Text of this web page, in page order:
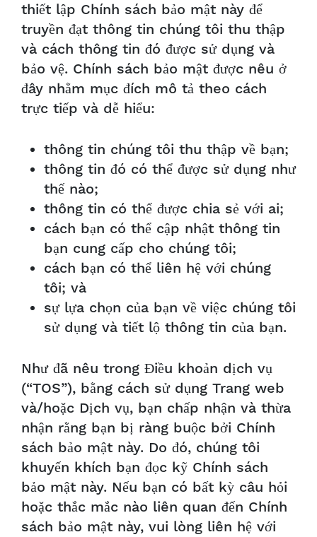
thiết lập Chính sách bảo mật này để
truyền đạt thông tin chúng tôi thu thập
và cách thông tin đó được sử dụng và
bảo vệ. Chính sách bảo mật được nêu ở
đây nhằm mục đích mô tả theo cách
trực tiếp và dễ hiểu:
thông tin chúng tôi thu thập về bạn;
thông tin đó có thể được sử dụng như
thế nào;
thông tin có thể được chia sẻ với ai;
cách bạn có thể cập nhật thông tin
bạn cung cấp cho chúng tôi;
cách bạn có thể liên hệ với chúng
tôi; và
sự lựa chọn của bạn về việc chúng tôi
sử dụng và tiết lộ thông tin của bạn.
Như đã nêu trong Điều khoản dịch vụ
(“TOS”), bằng cách sử dụng Trang web
và/hoặc Dịch vụ, bạn chấp nhận và thừa
nhận rằng bạn bị ràng buộc bởi Chính
sách bảo mật này. Do đó, chúng tôi
khuyến khích bạn đọc kỹ Chính sách
bảo mật này. Nếu bạn có bất kỳ câu hỏi
hoặc thắc mắc nào liên quan đến Chính
sách bảo mật này, vui lòng liên hệ với